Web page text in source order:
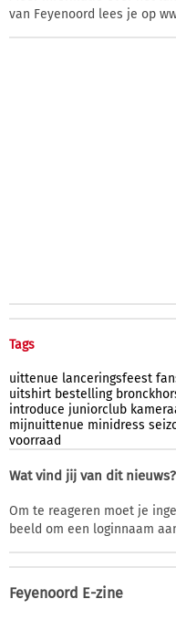
van Feyenoord lees je op
Tags
uittenue lanceringsfeest
uitshirt bestelling
introduce juniorclub
mijnuittenue minidress
voorraad
Wat vind jij van dit nieuws?
Om te reageren moet je
beeld om een loginnaam
Feyenoord E-zine